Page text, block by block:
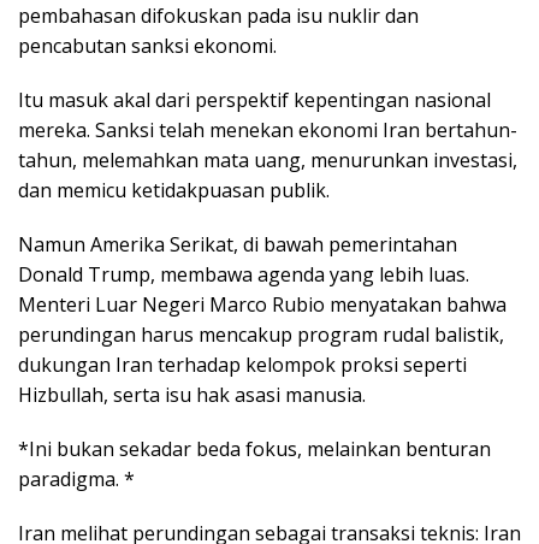
pembahasan difokuskan pada isu nuklir dan
pencabutan sanksi ekonomi.
Itu masuk akal dari perspektif kepentingan nasional
mereka. Sanksi telah menekan ekonomi Iran bertahun-
tahun, melemahkan mata uang, menurunkan investasi,
dan memicu ketidakpuasan publik.
Namun Amerika Serikat, di bawah pemerintahan
Donald Trump, membawa agenda yang lebih luas.
Menteri Luar Negeri Marco Rubio menyatakan bahwa
perundingan harus mencakup program rudal balistik,
dukungan Iran terhadap kelompok proksi seperti
Hizbullah, serta isu hak asasi manusia.
*Ini bukan sekadar beda fokus, melainkan benturan
paradigma. *
Iran melihat perundingan sebagai transaksi teknis: Iran